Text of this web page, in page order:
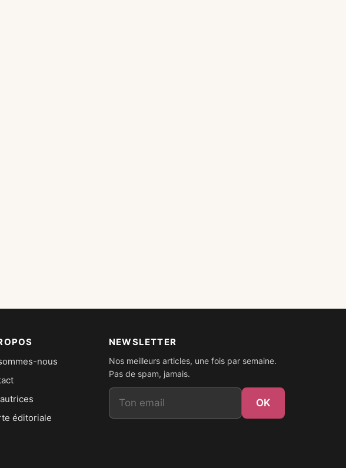
nous
éditoriale
NEWSLETTER
Nos meilleurs articles, une fois par semaine.
Pas de spam, jamais.
Email
OK